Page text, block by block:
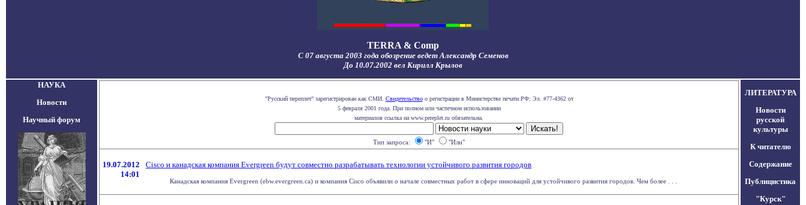
TERRA & Comp
С 07 августа 2003 года обозрение ведет Александр Семенов
До 10.07.2002 вел Кирилл Крылов
НАУКА
Новости
Научный форум
"Русский переплет" зарегистрирован как СМИ. Свидетельствоо регистрации в Министерстве печати РФ: Эл. #77-4362 от
5 февраля 2001 года. При полном или частичном использовании
материалов ссылка на www.pereplet.ru обязательна.
Тип запроса: "И" "Или"
19.07.2012
14:01
Cisco и канадская компания Evergreen будут совместно разрабатывать технологии устойчивого развития городов
Канадская компания Evergreen (ebw.evergreen.ca) и компания Cisco объявили о начале совместных работ в сфере инноваций для устойчивого развития городов. Чем более . . .
ЛИТЕРАТУРА
Новости
русской
культуры
К читателю
Содержание
Публицистика
"Курск"